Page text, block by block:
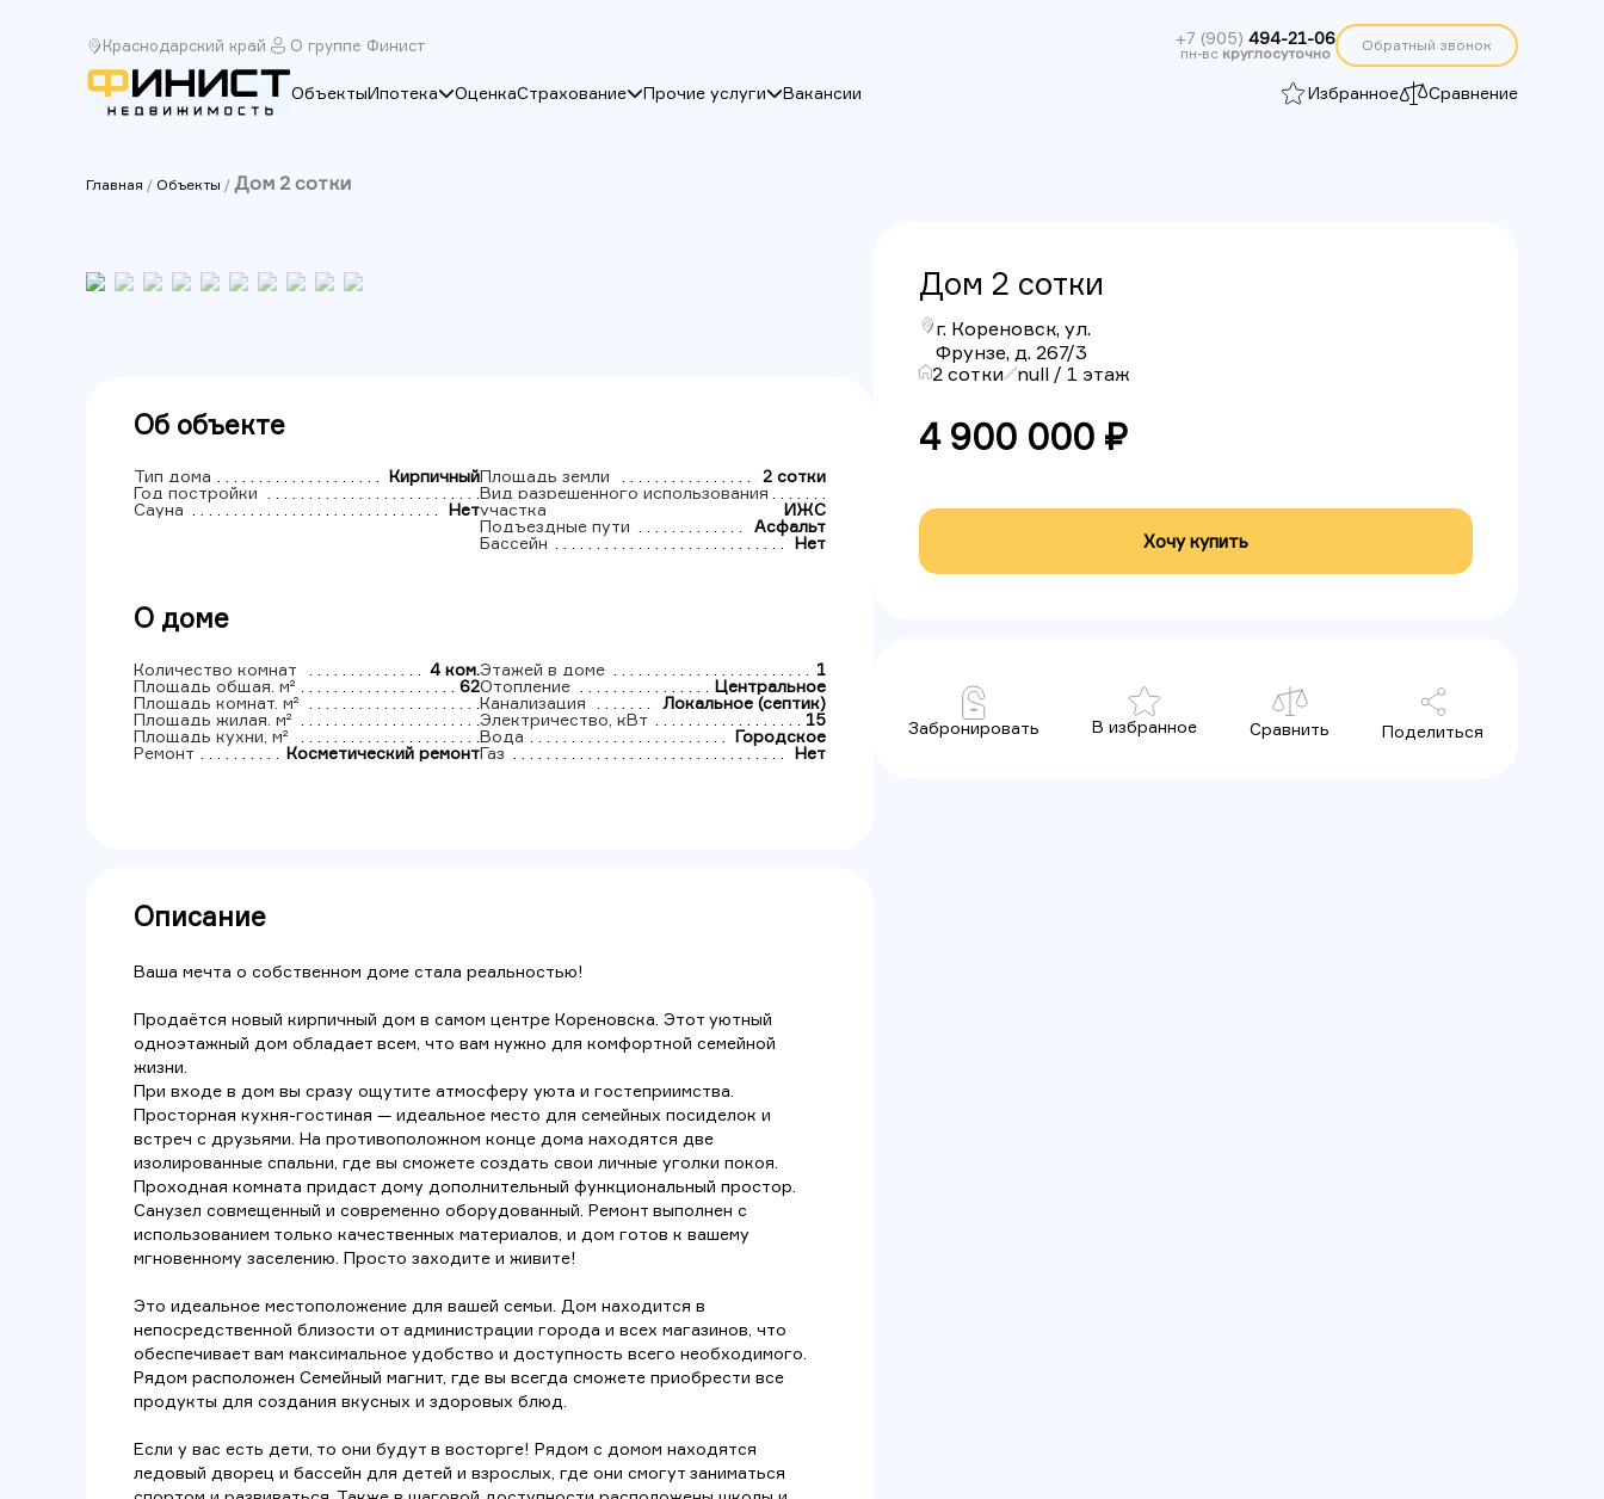
Краснодарский край О группе Финист +7 (905) 494-21-06
пн-вс круглосуточно Обратный звонок
ОбъектыИпотека ОценкаСтрахование Прочие услуги Вакансии Избранное Сравнение
Главная / Объекты / Дом 2 cотки
Об объекте
Тип дома
Кирпичный
Год постройки
Сауна
Нет
Площадь земли
2 cотки
Вид разрешенного использования
участка
ИЖС
Подъездные пути
Асфальт
Бассейн
Нет
О доме
Количество комнат
4 ком.
Площадь общая, м²
62
Площадь комнат, м²
Площадь жилая, м²
Площадь кухни, м²
Ремонт
Косметический ремонт
Этажей в доме
1
Отопление
Центральное
Канализация
Локальное (септик)
Электричество, кВт
15
Вода
Городское
Газ
Нет
Описание
Ваша мечта о собственном доме стала реальностью!
Продаётся новый кирпичный дом в самом центре Кореновска. Этот уютный
одноэтажный дом обладает всем, что вам нужно для комфортной семейной
жизни.
При входе в дом вы сразу ощутите атмосферу уюта и гостеприимства.
Просторная кухня-гостиная — идеальное место для семейных посиделок и
встреч с друзьями. На противоположном конце дома находятся две
изолированные спальни, где вы сможете создать свои личные уголки покоя.
Проходная комната придаст дому дополнительный функциональный простор.
Санузел совмещенный и современно оборудованный. Ремонт выполнен с
использованием только качественных материалов, и дом готов к вашему
мгновенному заселению. Просто заходите и живите!
Это идеальное местоположение для вашей семьи. Дом находится в
непосредственной близости от администрации города и всех магазинов, что
обеспечивает вам максимальное удобство и доступность всего необходимого.
Рядом расположен Семейный магнит, где вы всегда сможете приобрести все
продукты для создания вкусных и здоровых блюд.
Если у вас есть дети, то они будут в восторге! Рядом с домом находятся
ледовый дворец и бассейн для детей и взрослых, где они смогут заниматься
Дом 2 cотки
г. Кореновск, ул.
Фрунзе, д. 267/3
2 cотки
null / 1 этаж
4 900 000 ₽
Хочу купить
Забронировать В избранное Сравнить Поделиться